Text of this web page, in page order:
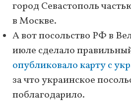
город Севастополь
в Москве.
А вот посольство РФ в
июле сделало
опубликовало карту с
за что украинское
поблагодарило.